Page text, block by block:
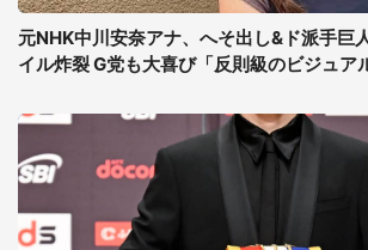
元NHK中川安奈アナ、へそ出し&ド派手巨
イル炸裂 G党も大喜び「反則級のビジュア